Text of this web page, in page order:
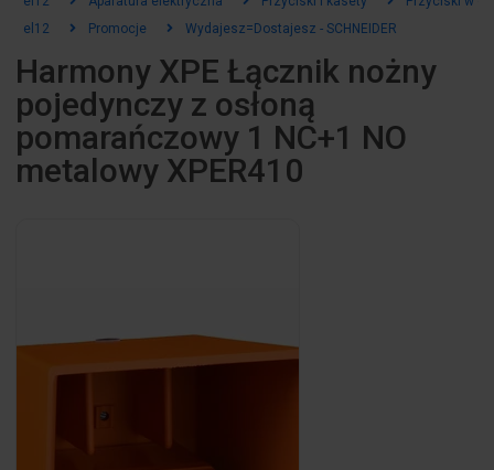
el12
Promocje Wydajesz=Dostajesz - SCHNEIDER
Harmony XPE Łącznik nożny
pojedynczy z osłoną
pomarańczowy 1 NC+1 NO
metalowy XPER410